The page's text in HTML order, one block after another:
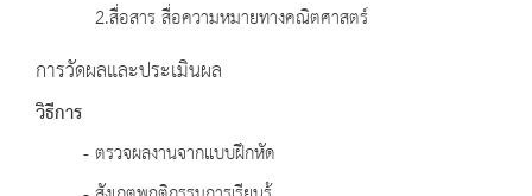
2.สื่อสาร สื่อความหมายทางคณิตศาสตร์
การวัดผลและประเมินผล
วิธีการ
- ตรวจผลงานจากแบบฝึกหัด